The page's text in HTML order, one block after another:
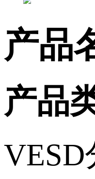
产品
产品